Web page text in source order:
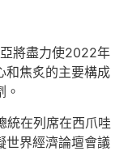
將盡力使2022年
和焦炙的主要構成
統在列席在西爪哇
世界經濟論壇會議